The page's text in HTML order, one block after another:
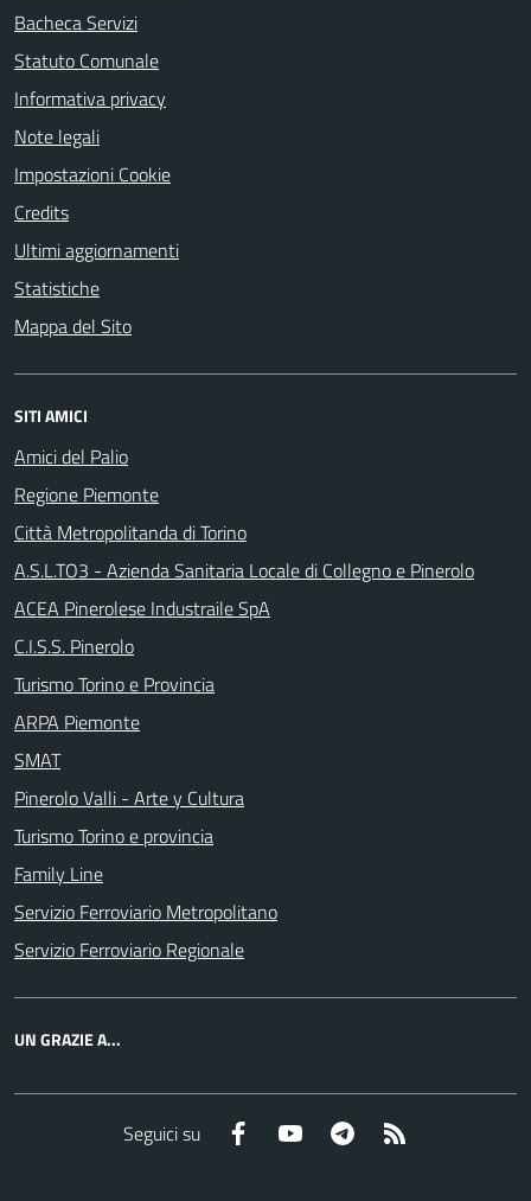
Bacheca Servizi
Statuto Comunale
Informativa privacy
Note legali
Impostazioni Cookie
Credits
Ultimi aggiornamenti
Statistiche
Mappa del Sito
SITI AMICI
Amici del Palio
Regione Piemonte
Città Metropolitanda di Torino
A.S.L.TO3 - Azienda Sanitaria Locale di Collegno e Pinerolo
ACEA Pinerolese Industraile SpA
C.I.S.S. Pinerolo
Turismo Torino e Provincia
ARPA Piemonte
SMAT
Pinerolo Valli - Arte y Cultura
Turismo Torino e provincia
Family Line
Servizio Ferroviario Metropolitano
Servizio Ferroviario Regionale
UN GRAZIE A...
Seguici su Facebook YouTube Telegram